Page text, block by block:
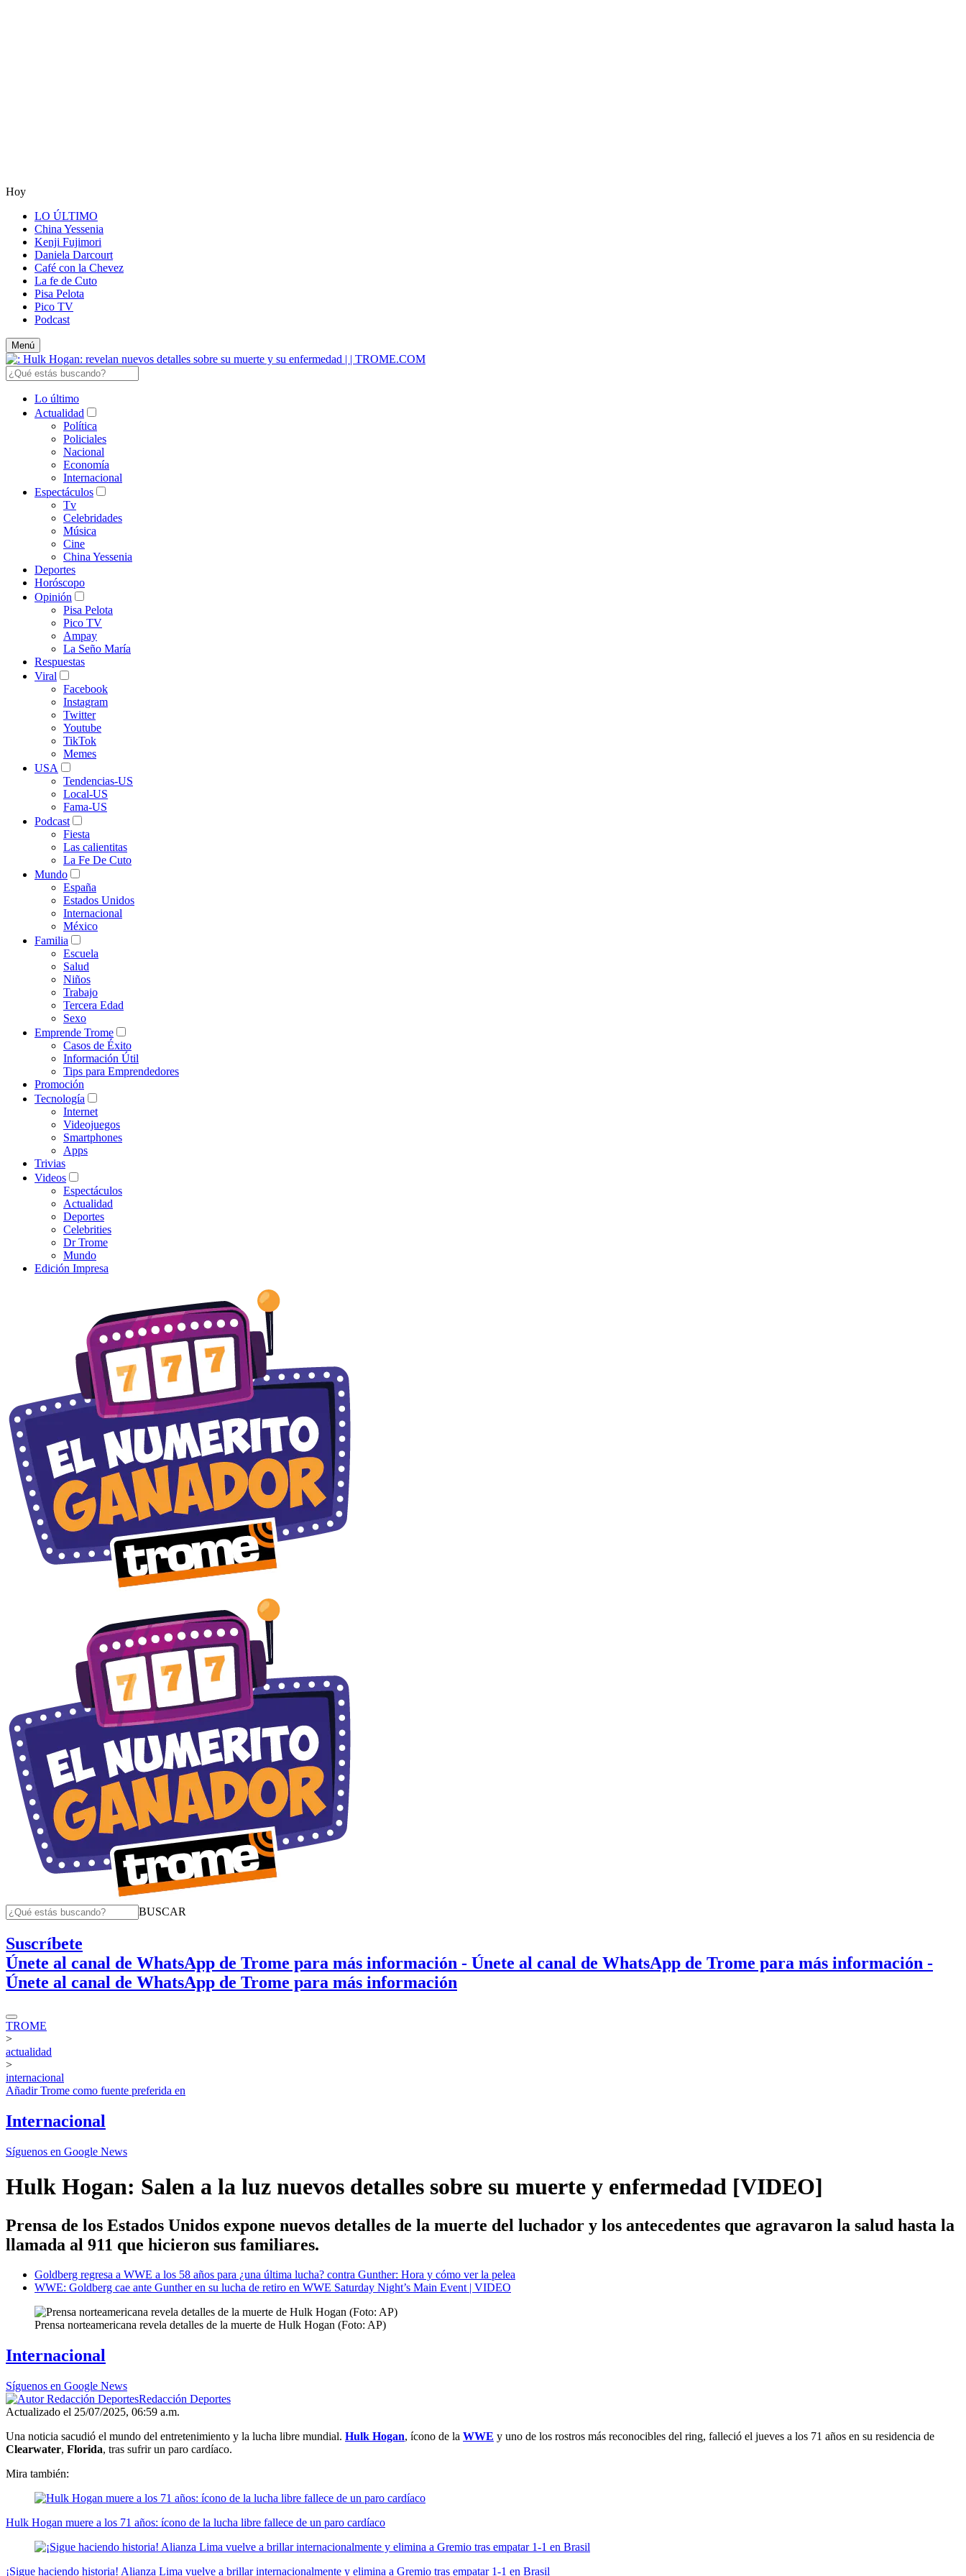
Hoy
LO ÚLTIMO
China Yessenia
Kenji Fujimori
Daniela Darcourt
Café con la Chevez
La fe de Cuto
Pisa Pelota
Pico TV
Podcast
Menú
Lo último
Actualidad
Política
Policiales
Nacional
Economía
Internacional
Espectáculos
Tv
Celebridades
Música
Cine
China Yessenia
Deportes
Horóscopo
Opinión
Pisa Pelota
Pico TV
Ampay
La Seño María
Respuestas
Viral
Facebook
Instagram
Twitter
Youtube
TikTok
Memes
USA
Tendencias-US
Local-US
Fama-US
Podcast
Fiesta
Las calientitas
La Fe De Cuto
Mundo
España
Estados Unidos
Internacional
México
Familia
Escuela
Salud
Niños
Trabajo
Tercera Edad
Sexo
Emprende Trome
Casos de Éxito
Información Útil
Tips para Emprendedores
Promoción
Tecnología
Internet
Videojuegos
Smartphones
Apps
Trivias
Videos
Espectáculos
Actualidad
Deportes
Celebrities
Dr Trome
Mundo
Edición Impresa
BUSCAR
Suscríbete
Únete al canal de WhatsApp de Trome para más información - Únete al canal de WhatsApp de Trome para más información -
Únete al canal de WhatsApp de Trome para más información
TROME
>
actualidad
>
internacional
AñadirTrome como fuente preferida en
Internacional
Síguenos en Google News
Hulk Hogan: Salen a la luz nuevos detalles sobre su muerte y enfermedad [VIDEO]
Prensa de los Estados Unidos expone nuevos detalles de la muerte del luchador y los antecedentes que agravaron la salud hasta la
llamada al 911 que hicieron sus familiares.
Goldberg regresa a WWE a los 58 años para ¿una última lucha? contra Gunther: Hora y cómo ver la pelea
WWE: Goldberg cae ante Gunther en su lucha de retiro en WWE Saturday Night’s Main Event | VIDEO
Prensa norteamericana revela detalles de la muerte de Hulk Hogan (Foto: AP)
Internacional
Síguenos en Google News
Redacción Deportes
Actualizado el 25/07/2025, 06:59 a.m.
Una noticia sacudió el mundo del entretenimiento y la lucha libre mundial. Hulk Hogan, ícono de la WWE y uno de los rostros más reconocibles del ring, falleció el jueves a los 71 años en su residencia de
Clearwater, Florida, tras sufrir un paro cardíaco.
Mira también:
Hulk Hogan muere a los 71 años: ícono de la lucha libre fallece de un paro cardíaco
¡Sigue haciendo historia! Alianza Lima vuelve a brillar internacionalmente y elimina a Gremio tras empatar 1-1 en Brasil